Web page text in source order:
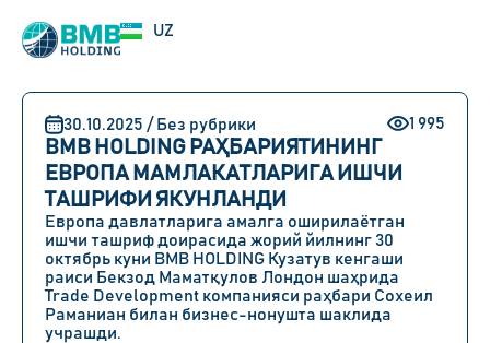
UZ
RU
30.10.2025 / Без рубрики 1 995
BMB HOLDING РАҲБАРИЯТИНИНГ
ЕВРОПА МАМЛАКАТЛАРИГА ИШЧИ
ТАШРИФИ ЯКУНЛАНДИ
Европа давлатларига амалга оширилаётган
ишчи ташриф доирасида жорий йилнинг 30
октябрь куни BMB HOLDING Кузатув кенгаши
раиси Бекзод Маматқулов Лондон шаҳрида
Trade Development компанияси раҳбари Сохеил
Раманиан билан бизнес-нонушта шаклида
учрашди.